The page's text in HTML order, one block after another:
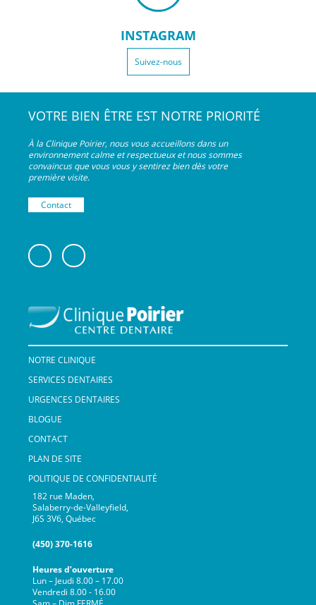
INSTAGRAM
Suivez-nous
VOTRE BIEN ÊTRE EST NOTRE PRIORITÉ
À la Clinique Poirier, nous vous accueillons dans un
environnement calme et respectueux et nous sommes
convaincus que vous vous y sentirez bien dès votre
première visite.
Contact
NOTRE CLINIQUE
SERVICES DENTAIRES
URGENCES DENTAIRES
BLOGUE
CONTACT
PLAN DE SITE
POLITIQUE DE CONFIDENTIALITÉ
182 rue Maden,
Salaberry-de-Valleyfield,
J6S 3V6, Québec
(450) 370-1616
Heures d’ouverture
Lun – Jeudi 8.00 – 17.00
Vendredi 8.00 - 16.00